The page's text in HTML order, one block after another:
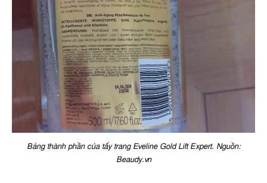
Bảng thành phần của tẩy trang Eveline Gold Lift Expert. Nguồn:
Beaudy.vn